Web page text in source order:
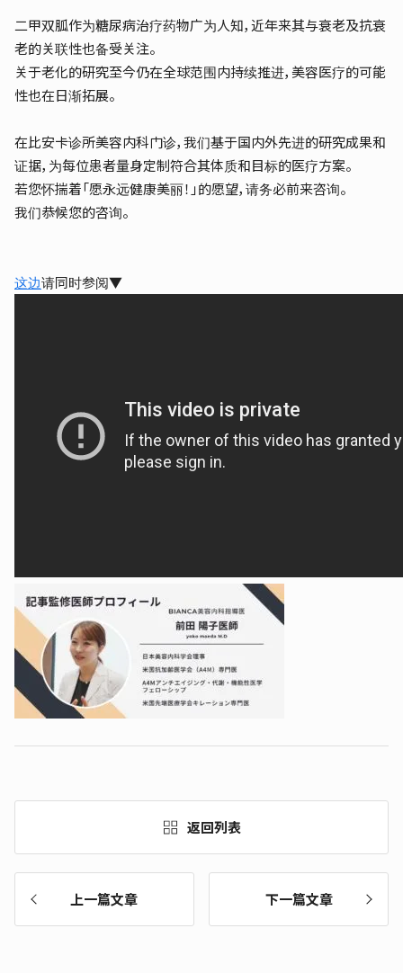
二甲双胍作为糖尿病治疗药物广为人知，近年来其与衰老及抗衰
老的关联性也备受关注。
关于老化的研究至今仍在全球范围内持续推进，美容医疗的可能
性也在日渐拓展。
在比安卡诊所美容内科门诊，我们基于国内外先进的研究成果和
证据，为每位患者量身定制符合其体质和目标的医疗方案。
若您怀揣着「愿永远健康美丽！」的愿望，请务必前来咨询。
我们恭候您的咨询。
这边请同时参阅▼
上一篇文章
返回列表
下一篇文章